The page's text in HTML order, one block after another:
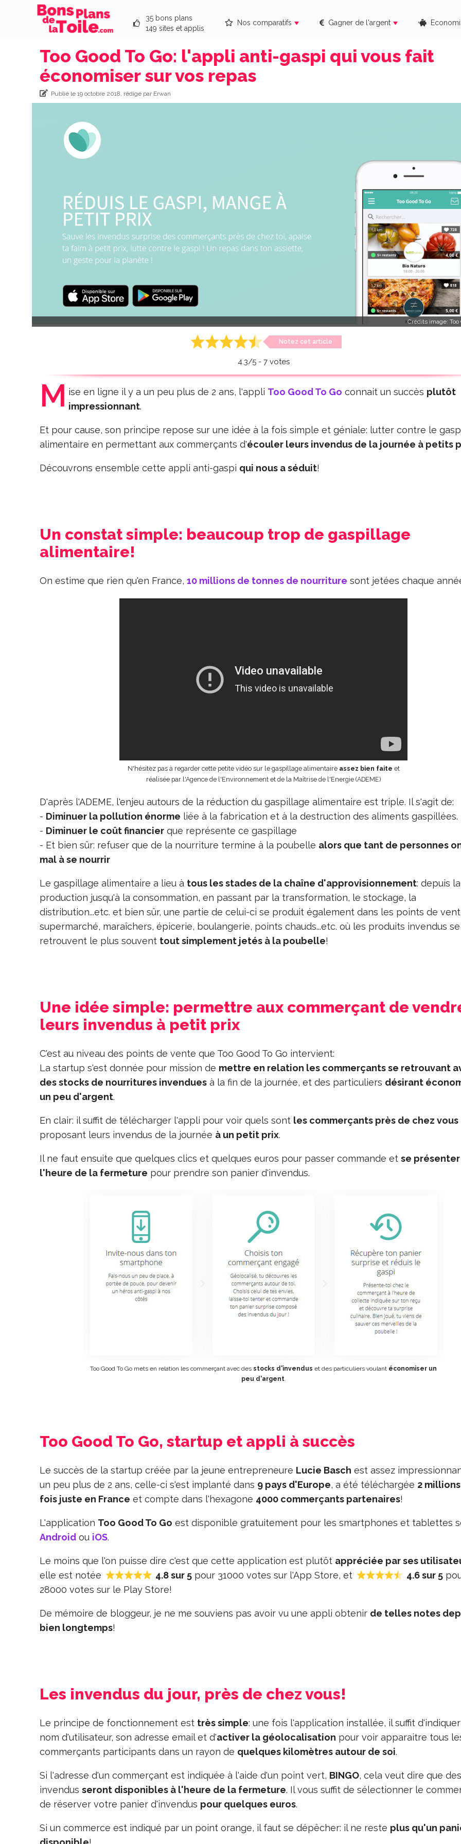
35 bons plans
149 sites et applis
Nos comparatifs Gagner de l'argent
Too Good To Go: l'appli anti-gaspi qui vous fait
économiser sur vos repas
Publié le 19 octobre 2018, rédigé par Erwan
Crédits image: Too
Notez cet article
4.3/5- 7votes
M ise en ligne il y a un peu plus de 2 ans, l'appli Too Good To Go connait un succès plutôt
impressionnant.
Et pour cause, son principe repose sur une idée à la fois simple et géniale: lutter contre le
alimentaire en permettant aux commerçants d'écouler leurs invendus de la journée à petits
Découvrons ensemble cette appli anti-gaspi qui nous a séduit!
Un constat simple: beaucoup trop de gaspillage
alimentaire!
On estime que rien qu'en France, 10 millions de tonnes de nourriture sont jetées chaque
N'hésitez pas à regarder cette petite vidéo sur le gaspillage alimentaire assez bien faite et
réalisée par l'Agence de l'Environnement et de la Maîtrise de l'Energie (ADEME)
D'après l'ADEME, l'enjeu autours de la réduction du gaspillage alimentaire est triple. Il s'agit de:
- Diminuer la pollution énorme liée à la fabrication et à la destruction des aliments gaspillées.
- Diminuer le coût financier que représente ce gaspillage
- Et bien sûr: refuser que de la nourriture termine à la poubelle alors que tant de personnes
mal à se nourrir
Le gaspillage alimentaire a lieu à tous les stades de la chaîne d'approvisionnement: depuis la
production jusqu'à la consommation, en passant par la transformation, le stockage, la
distribution...etc. et bien sûr, une partie de celui-ci se produit également dans les points de
supermarché, maraîchers, épicerie, boulangerie, points chauds...etc. où les produits invendus se
retrouvent le plus souvent tout simplement jetés à la poubelle!
Une idée simple: permettre aux commerçant de
leurs invendus à petit prix
C'est au niveau des points de vente que Too Good To Go intervient:
La startup s'est donnée pour mission de mettre en relation les commerçants se retrouvant
des stocks de nourritures invendues à la fin de la journée, et des particuliers désirant
un peu d'argent.
En clair: il suffit de télécharger l'appli pour voir quels sont les commerçants près de chez vous
proposant leurs invendus de la journée à un petit prix.
Il ne faut ensuite que quelques clics et quelques euros pour passer commande et se présenter
l'heure de la fermeture pour prendre son panier d'invendus.
Too Good To Go mets en relation les commerçant avec des stocks d'invendus et des particuliers voulant économiser un
peu d'argent.
Too Good To Go, startup et appli à succès
Le succès de la startup créée par la jeune entrepreneure Lucie Basch est assez
un peu plus de 2 ans, celle-ci s'est implanté dans 9 pays d'Europe, a été téléchargée 2
fois juste en France et compte dans l'hexagone 4000 commerçants partenaires!
L'application Too Good To Go est disponible gratuitement pour les smartphones et tablettes
Android ou iOS.
Le moins que l'on puisse dire c'est que cette application est plutôt appréciée par ses
elle est notée
4.8 sur 5 pour 31000 votes sur l'App Store, et 4.6 sur 5
28000 votes sur le Play Store!
De mémoire de bloggeur, je ne me souviens pas avoir vu une appli obtenir de telles notes
bien longtemps!
Les invendus du jour, près de chez vous!
Le principe de fonctionnement est très simple: une fois l'application installée, il suffit
nom d'utilisateur, son adresse email et d'activer la géolocalisation pour voir apparaitre tous
commerçants participants dans un rayon de quelques kilomètres autour de soi.
Si l'adresse d'un commerçant est indiquée à l'aide d'un point vert, BINGO, cela veut dire que des
invendus seront disponibles à l'heure de la fermeture. Il vous suffit de sélectionner le
de réserver votre panier d'invendus pour quelques euros.
Si un commerce est indiqué par un point orange, il faut se dépêcher: il ne reste plus qu'un